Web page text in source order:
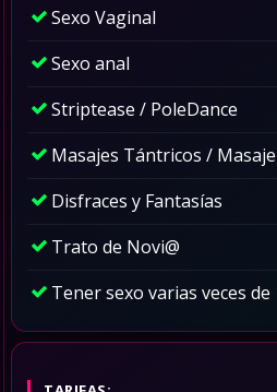
Sexo Vaginal
Sexo anal
Striptease / PoleDance
Masajes Tántricos /
Disfraces y Fantasías
Trato de Novi@
Tener sexo varias veces de